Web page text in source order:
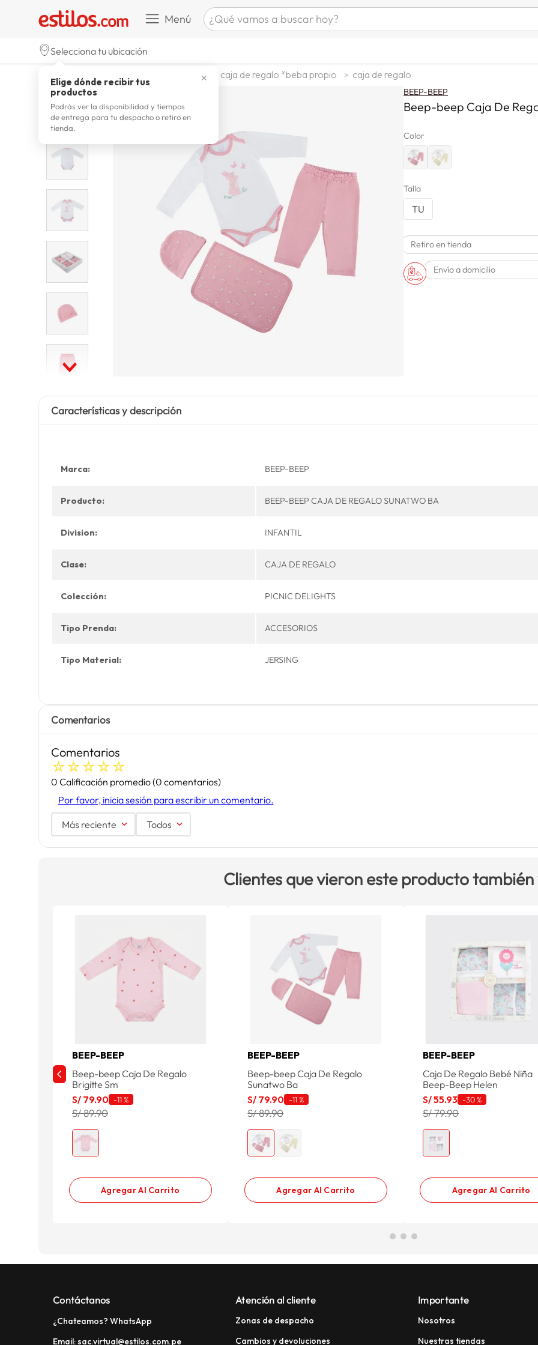
Menú ¿Qué vamos a buscar hoy?
zapatillas mujer
5. zapatillas
tv
laptop
. cocina
10 lavadora
Selecciona tu ubicación
✕
Elige dónde recibir tus
productos
Podrás ver la disponibilidad y tiempos
de entrega para tu despacho o retiro en
tienda.
beba propio caja de regalo *beba propio caja de regalo
BEEP-BEEP
Beep-beep Caja De
Color
Talla
TU
Retiro en tienda
Envío a domicilio
Características y descripción
Marca: BEEP-BEEP
Producto: BEEP-BEEP CAJA DE REGALO SUNATWO BA
Division: INFANTIL
Clase: CAJA DE REGALO
Colección: PICNIC DELIGHTS
Tipo Prenda: ACCESORIOS
Tipo Material: JERSING
Comentarios
Comentarios
☆☆☆☆☆
0 Calificación promedio(0 comentarios)
Por favor, inicia sesión para escribir un comentario.
Más reciente Todos
Clientes que vieron este producto
BEEP-BEEP
Beep-beep Caja De Regalo
Brigitte Sm
S/ 79.90 -11 %
S/ 89.90
Agregar Al Carrito
BEEP-BEEP
Beep-beep Caja De Regalo
Sunatwo Ba
S/ 79.90 -11 %
S/ 89.90
Agregar Al Carrito
BEEP-BEEP
Caja De Regalo Bebé Niña
Beep-Beep Helen
S/55.93 -30 %
S/ 79.90
Agregar Al Carrito
Contáctanos
¿Chateamos? WhatsApp
Email: sac.virtual@estilos.com.pe
Atención al cliente
Zonas de despacho
Cambios y devoluciones
Importante
Nosotros
Nuestras tiendas